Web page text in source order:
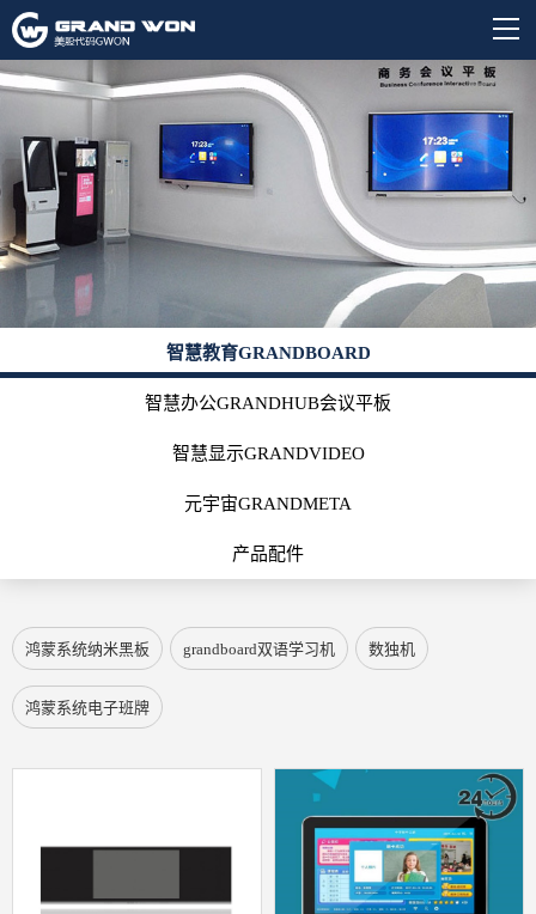
智慧教育GRANDBOARD
智慧办公GRANDHUB会议平板
智慧显示GRANDVIDEO
元宇宙GRANDMETA
产品配件
鸿蒙系统纳米黑板 grandboard双语学习机 数独机
鸿蒙系统电子班牌